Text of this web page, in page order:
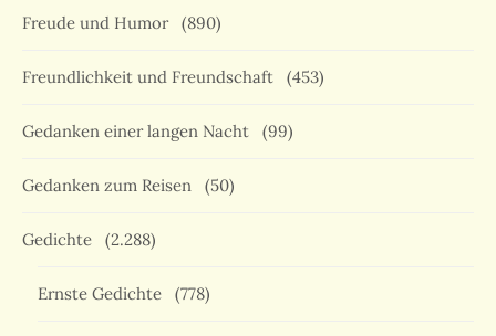
Freude und Humor (890)
Freundlichkeit und Freundschaft (453)
Gedanken einer langen Nacht (99)
Gedanken zum Reisen (50)
Gedichte (2.288)
Ernste Gedichte (778)